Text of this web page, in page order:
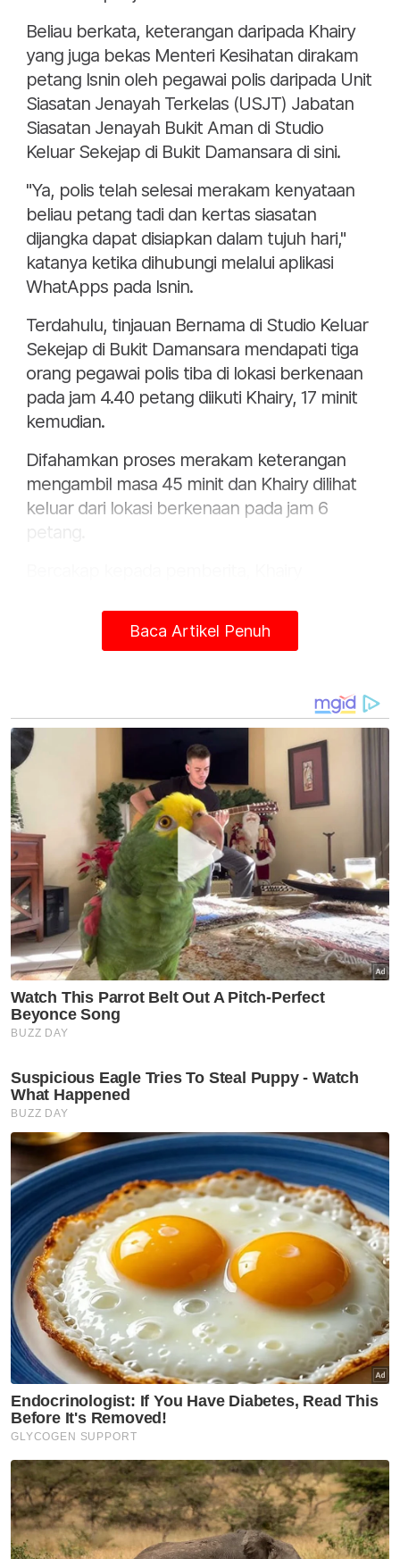
Beliau berkata, keterangan daripada Khairy
yang juga bekas Menteri Kesihatan dirakam
petang Isnin oleh pegawai polis daripada Unit
Siasatan Jenayah Terkelas (USJT) Jabatan
Siasatan Jenayah Bukit Aman di Studio
Keluar Sekejap di Bukit Damansara di sini.
"Ya, polis telah selesai merakam kenyataan
beliau petang tadi dan kertas siasatan
dijangka dapat disiapkan dalam tujuh hari,"
katanya ketika dihubungi melalui aplikasi
WhatApps pada Isnin.
Terdahulu, tinjauan Bernama di Studio Keluar
Sekejap di Bukit Damansara mendapati tiga
orang pegawai polis tiba di lokasi berkenaan
pada jam 4.40 petang diikuti Khairy, 17 minit
kemudian.
Difahamkan proses merakam keterangan
mengambil masa 45 minit dan Khairy dilihat
keluar dari lokasi berkenaan pada jam 6
petang.
penuh kepada pihak polis berhubung
siasatan berkaitan laporan-laporan polis yang
"Saya nak mengesahkan bahawa saya selesai
memberi keterangan. Terima kasih kepada
pihak PDRM dan terima kasih kepada pihak
media," katanya.
Jumaat lepas, Datuk Suraya Yaacob iaitu
Setiausaha Politik kepada Menteri di Jabatan
Perdana Menteri (Undang-Undang dan
Reformasi Institusi), Datuk Seri Azalina
Othman Said dan Nor Azrina Surip yang
merupakan Setiausaha Politik kepada
Menteri di Jabatan Perdana Menteri (Wilayah
Persekutuan), Dr Zaliha Mustafa membuat
laporan polis, masing-masing di Putrajaya dan
Sentul.
Menerusi salinan laporan polis berkenaan,
Suraya dan Nor Azrina mendakwa kenyataan
dikeluarkan Khairy yang mengaitkan dua
menteri berkenaan adalah tidak benar,
memburukkan menteri, mengelirukan dan
menimbulkan perasaan tidak senang serta
suasana panik dalam kalangan rakyat hingga
berkemungkinan boleh menggugat
keamanan negara. - Bernama
Baca Artikel Penuh